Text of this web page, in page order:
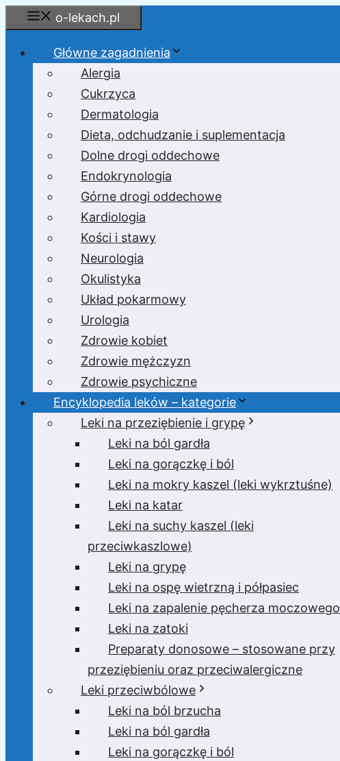
Przejdź
do
o-lekach.pl
Główne zagadnienia
Alergia
Cukrzyca
Dermatologia
Dieta, odchudzanie i suplementacja
Dolne drogi oddechowe
Endokrynologia
Górne drogi oddechowe
Kardiologia
Kości i stawy
Neurologia
Okulistyka
Układ pokarmowy
Urologia
Zdrowie kobiet
Zdrowie mężczyzn
Zdrowie psychiczne
Encyklopedia leków – kategorie
Leki na przeziębienie i grypę
Leki na ból gardła
Leki na gorączkę i ból
Leki na mokry kaszel (leki wykrztuśne)
Leki na katar
Leki na suchy kaszel (leki
przeciwkaszlowe)
Leki na grypę
Leki na ospę wietrzną i półpasiec
Leki na zapalenie pęcherza moczowego
Leki na zatoki
Preparaty donosowe – stosowane przy
przeziębieniu oraz przeciwalergiczne
Leki przeciwbólowe
Leki na ból brzucha
Leki na ból gardła
Leki na gorączkę i ból